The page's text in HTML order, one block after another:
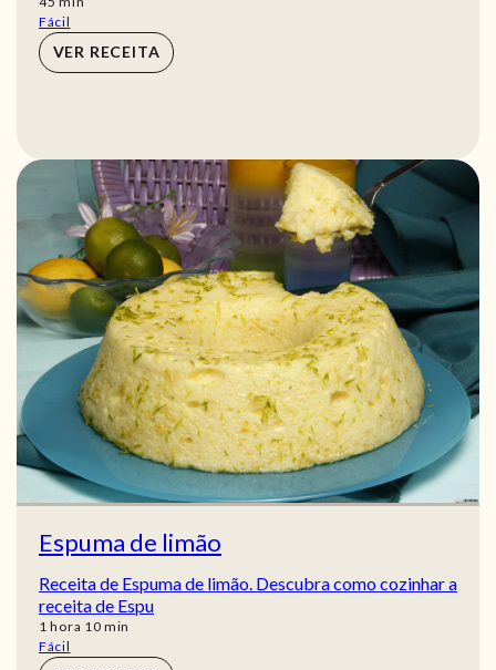
Fácil
VER RECEITA
Espuma de limão
Receita de Espuma de limão. Descubra como cozinhar a
receita de Espu
1 hora
hora 10min
min
Fácil